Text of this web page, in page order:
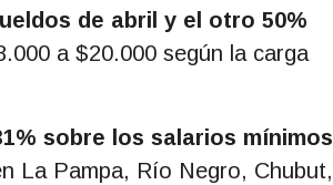
de abril y el otro 50%
a $20.000 según la carga
sobre los salarios mínimos
La Pampa, Río Negro, Chubut,